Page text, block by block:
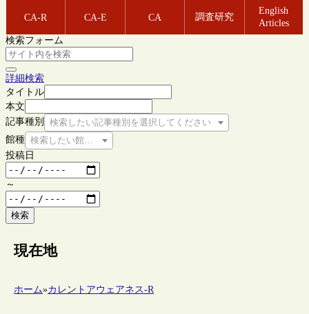
CA-R CA-E CA 調査研究
English
Articles
検索フォーム
詳細検索
タイトル
本文
記事種別
検索したい記事種別を選択してください
館種 検索したい館種を選択してください
投稿日
～
検索
現在地
ホーム»カレントアウェアネス-R